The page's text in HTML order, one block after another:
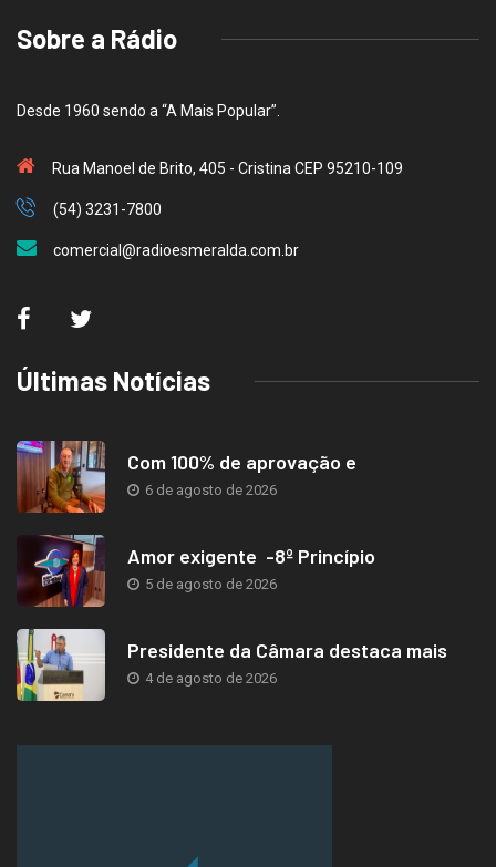
Sobre a Rádio
Desde 1960 sendo a “A Mais Popular”.
Rua Manoel de Brito, 405 - Cristina CEP 95210-109
(54) 3231-7800
comercial@radioesmeralda.com.br
Últimas Notícias
Com 100% de aprovação e
6 de agosto de 2026
Amor exigente -8º Princípio
5 de agosto de 2026
Presidente da Câmara destaca mais
4 de agosto de 2026